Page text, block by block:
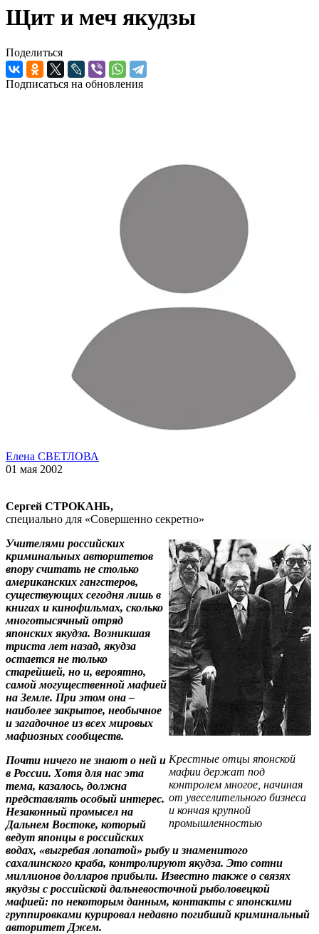
Щит и меч якудзы
Поделиться
Подписаться на обновления
Елена СВЕТЛОВА
01 мая 2002
Сергей СТРОКАНЬ,
специально для «Совершенно секретно»
Крестные отцы японской
мафии держат под
контролем многое, начиная
от увеселительного бизнеса
и кончая крупной
промышленностью
Учителями российских
криминальных авторитетов
впору считать не столько
американских гангстеров,
существующих сегодня лишь в
книгах и кинофильмах, сколько
многотысячный отряд
японских якудза. Возникшая
триста лет назад, якудза
остается не только
старейшей, но и, вероятно,
самой могущественной мафией
на Земле. При этом она –
наиболее закрытое, необычное
и загадочное из всех мировых
мафиозных сообществ.
Почти ничего не знают о ней и
в России. Хотя для нас эта
тема, казалось, должна
представлять особый интерес.
Незаконный промысел на
Дальнем Востоке, который
ведут японцы в российских
водах, «выгребая лопатой» рыбу и знаменитого
сахалинского краба, контролируют якудза. Это сотни
миллионов долларов прибыли. Известно также о связях
якудзы с российской дальневосточной рыболовецкой
мафией: по некоторым данным, контакты с японскими
группировками курировал недавно погибший криминальный
авторитет Джем.